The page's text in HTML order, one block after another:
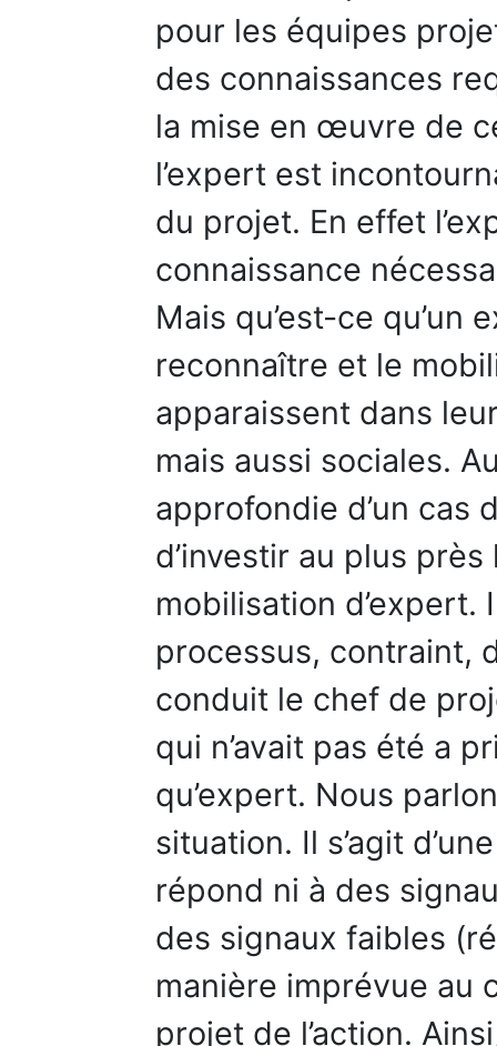
pour les équipes
des connaissances
la mise en œuvre de
l’expert est
du projet. En effet
connaissance
Mais qu’est-ce qu’un
reconnaître et le
apparaissent dans
mais aussi sociales.
approfondie d’un cas
d’investir au plus
mobilisation
processus, contraint,
conduit le chef de
qui n’avait pas été a
qu’expert. Nous
situation. Il s’agit
répond ni à des
des signaux faibles
manière imprévue au
projet de l’action.